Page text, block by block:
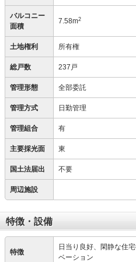
バルコニー
面積
7.58m2
土地権利 所有権
総戸数 237戸
管理形態 全部委託
管理方式 日勤管理
管理組合 有
主要採光面 東
国土法届出 不要
周辺施設
特徴・設備
特徴
日当り良好、閑静な住
ベーション